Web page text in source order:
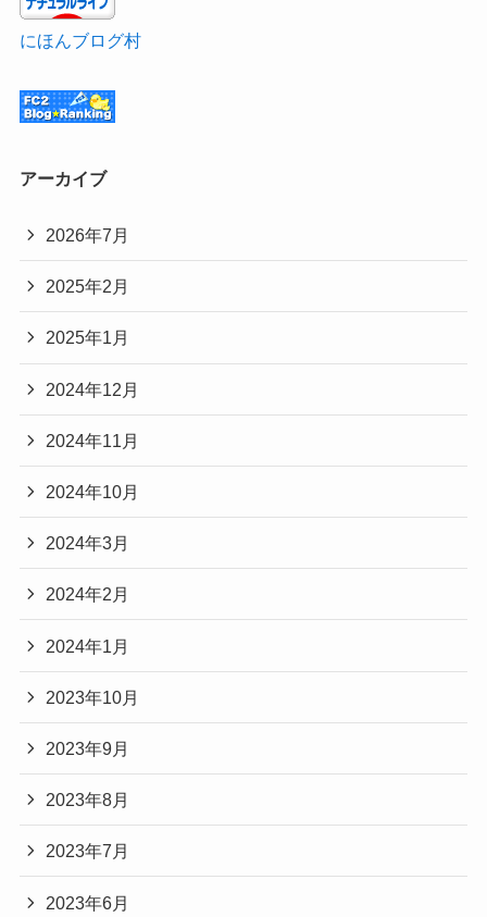
にほんブログ村
アーカイブ
2026年7月
2025年2月
2025年1月
2024年12月
2024年11月
2024年10月
2024年3月
2024年2月
2024年1月
2023年10月
2023年9月
2023年8月
2023年7月
2023年6月